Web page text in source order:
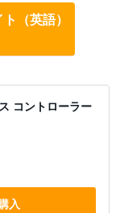
（英語）
コントローラー
入